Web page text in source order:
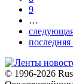
9
…
последняя
© 1996-2026